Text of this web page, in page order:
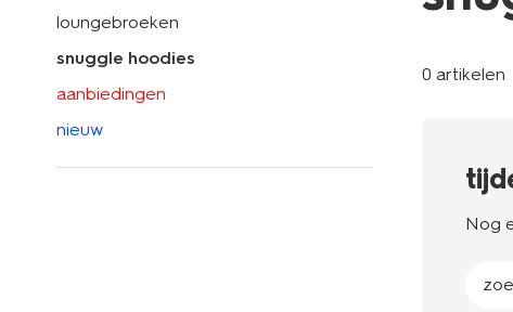
loungebroeken
snuggle hoodies
aanbiedingen
nieuw
0 artikelen
Nog